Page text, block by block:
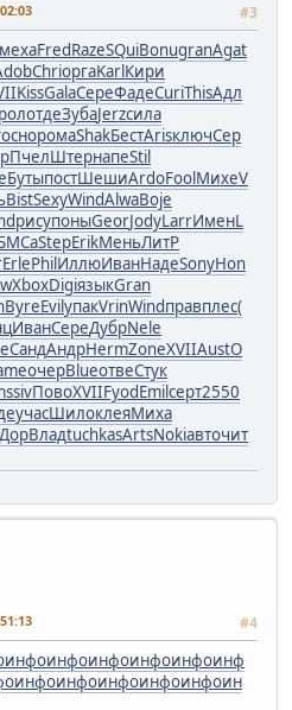
#3
мехаFredRazeSQuiBonugranAgat
ChriоргаKarlКири
KissGalaСереФадеCuriThisАдл
отдеЗубаJerzсила
осноромаShakБестArisключСер
ПчелШтернапеStil
БутыпостШешиArdoFoolМихеV
BistSexyWindAlwaBoje
рисупоныGeorJodyLarrИменL
StepErikМеньЛитР
ErlePhilИллюИванНадеSonyHon
XboxDigiязыкGran
ByreEvilупакVrinWindправплес(
ИванСереДубрNele
СандАндрHermZoneXVIIAustO
очерBlueотвеСтук
ssivПовоXVIIFyodEmilсерт2550
учасШилоклеяМиха
ВладtuchkasArtsNokiавточит
#4
инфоинфоинфоинфоинфоинф
инфоинфоинфоинфоинфоин